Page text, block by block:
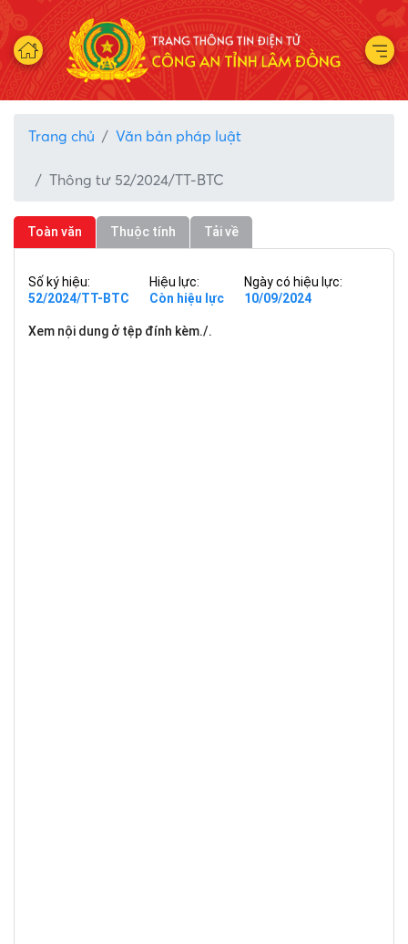
Trang chủ Văn bản pháp luật
Thông tư 52/2024/TT-BTC
Toàn văn Thuộc tính Tải về
Số ký hiệu:
52/2024/TT-BTC
Hiệu lực:
Còn hiệu lực
Ngày có hiệu lực:
10/09/2024
Xem nội dung ở tệp đính kèm./.